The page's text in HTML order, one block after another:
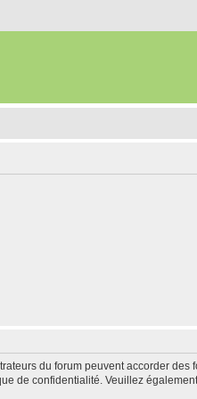
du forum peuvent accorder
de confidentialité. Veuillez